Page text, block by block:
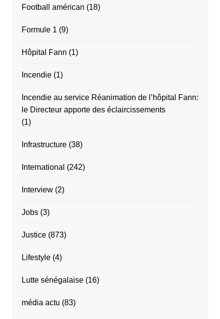
Football américan (18)
Formule 1 (9)
Hôpital Fann (1)
Incendie(1)
Incendie au service Réanimation de l’hôpital Fann:
le Directeur apporte des éclaircissements
(1)
Infrastructure(38)
International (242)
Interview(2)
Jobs(3)
Justice(873)
Lifestyle(4)
Lutte sénégalaise(16)
média actu (83)